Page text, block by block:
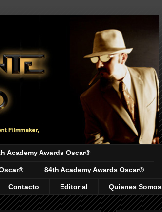
Academy Awards Oscar®
84th Academy Awards Oscar®
Contacto Editorial Quienes Somos